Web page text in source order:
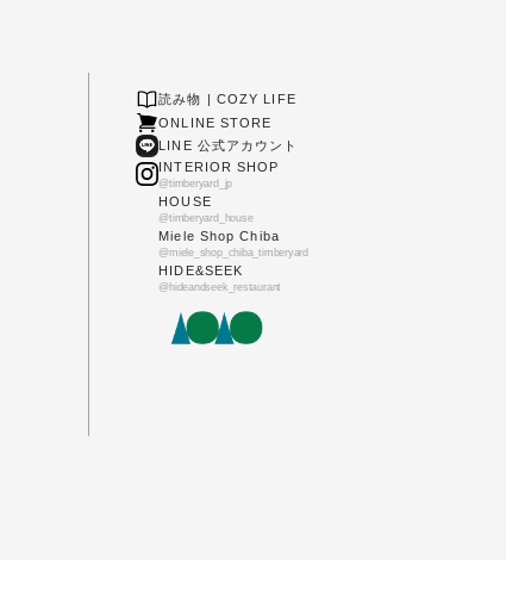
読み物 | COZY LIFE
ONLINE STORE
LINE 公式アカウント
INTERIOR SHOP
@timberyard_jp
HOUSE
@timberyard_house
Miele Shop Chiba
@miele_shop_chiba_timberyard
HIDE&SEEK
@hideandseek_restaurant